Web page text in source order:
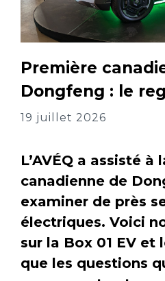
Première
Dongfeng : le
19 juillet 2026
L’AVÉQ a assisté à
canadienne de
examiner de près
électriques. Voici
sur la Box 01 EV et
que les questions